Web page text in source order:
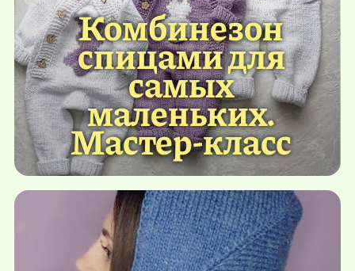
Комбинезон
спицами для
самых
маленьких.
Мастер-класс